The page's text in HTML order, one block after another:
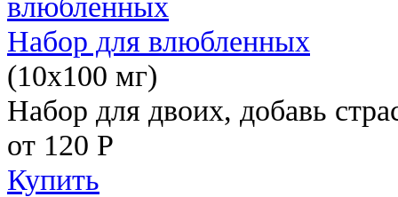
Набор для влюбленных
(10х100 мг)
Набор для двоих, добавь
от 120 Р
Купить